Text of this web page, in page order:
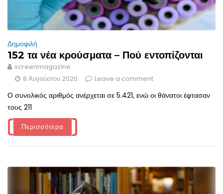
Δημοφιλή
152 τα νέα κρούσματα – Πού εντοπίζονται
screenmagazine
8 Αυγούστου 2020
Leave a comment
Ο συνολικός αριθμός ανέρχεται σε 5.421, ενώ οι θάνατοι έφτασαν
τους 211
Περισσότερα